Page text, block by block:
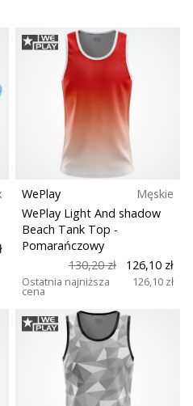
WePlay
Męskie
WePlay Light And shadow
Beach Tank Top -
Pomarańczowy
130,20 zł
126,10 zł
Ostatnia najniższa
cena
126,10 zł